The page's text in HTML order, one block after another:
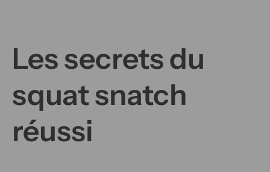
Les secrets du
squat snatch
réussi